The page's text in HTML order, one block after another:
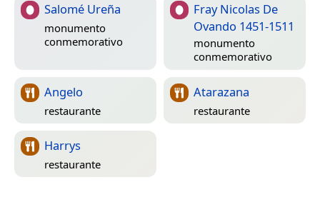
Salomé Ureña
monumento
conmemorativo
Fray Nicolas De
Ovando 1451-1511
monumento
conmemorativo
Angelo
restaurante
Atarazana
restaurante
Harrys
restaurante